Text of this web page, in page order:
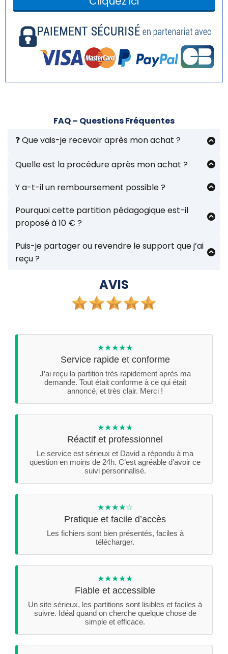
FAQ – Questions Fréquentes
❓ Que vais-je recevoir après mon achat ?
Quelle est la procédure après mon achat ?
e-mail de confirmation.
Y a-t-il un remboursement possible ?
numérique, le droit de rétractation ne s'applique
pas. Mais si vous avez un souci, contactez-moi.
Pourquoi cette partition pédagogique est-il
proposé à 10 € ?
pédagogique manuelle, conçue pour
accompagner un tutoriel spécifique.
La mise en page claire pour un
apprentissage fluide.
accessible à tous.
Puis-je partager ou revendre le support que j’ai
reçu ?
strictement réservés à un usage personnel et
pédagogique. Ils ne peuvent en aucun cas être
diffusés, revendus ou partagés publiquement,
même gratuitement.
AVIS
★★★★★
Service rapide et conforme
J’ai reçu la partition très rapidement après ma
demande. Tout était conforme à ce qui était
annoncé, et très clair. Merci !
★★★★★
Réactif et professionnel
Le service est sérieux et David a répondu à ma
question en moins de 24h. C’est agréable d’avoir ce
suivi personnalisé.
★★★★☆
Pratique et facile d’accès
Les fichiers sont bien présentés, faciles à
télécharger.
★★★★★
Fiable et accessible
Un site sérieux, les partitions sont lisibles et faciles à
suivre. Idéal quand on cherche quelque chose de
simple et efficace.